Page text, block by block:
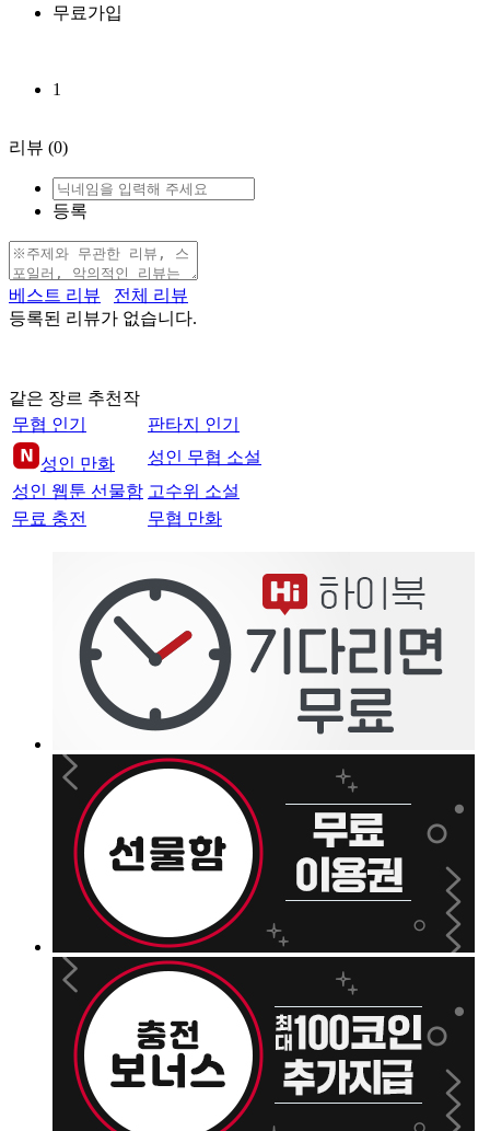
무료가입
1
리뷰 (0)
등록
베스트 리뷰
전체 리뷰
등록된 리뷰가 없습니다.
같은 장르 추천작
무협 인기
판타지 인기
성인 만화
성인 무협 소설
성인 웹툰 선물함 고수위 소설
무료 충전
무협 만화